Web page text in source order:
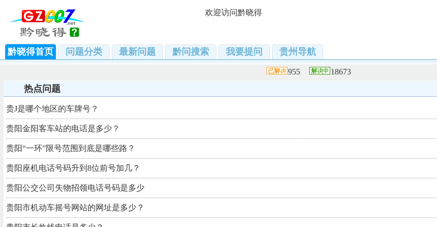
欢迎访问黔晓得
黔晓得首页 问题分类 最新问题 黔问搜索 我要提问 贵州导航
955 18673
热点问题
贵J是哪个地区的车牌号？
贵阳金阳客车站的电话是多少？
贵阳“一环”限号范围到底是哪些路？
贵阳座机电话号码升到8位前号加几？
贵阳公交公司失物招领电话号码是多少
贵阳市机动车摇号网站的网址是多少？